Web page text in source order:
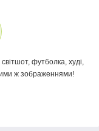
футболка, худі,
ж зображеннями!